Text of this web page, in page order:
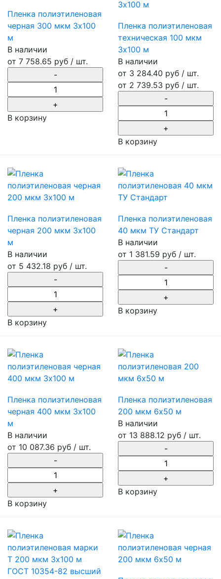
Пленка полиэтиленовая
черная 300 мкм 3х100
м
В наличии
от 7 758.65 руб / шт.
В корзину
Пленка полиэтиленовая
техническая 100 мкм
3х100 м
В наличии
от 3 284.40 руб / шт.
от 2 739.53 руб / шт.
В корзину
Пленка полиэтиленовая
черная 200 мкм 3х100
м
В наличии
от 5 432.18 руб / шт.
В корзину
Пленка полиэтиленовая
40 мкм ТУ Стандарт
В наличии
от 1 381.59 руб / шт.
В корзину
Пленка полиэтиленовая
черная 400 мкм 3х100
м
В наличии
от 10 087.36 руб / шт.
В корзину
Пленка полиэтиленовая
200 мкм 6х50 м
В наличии
от 13 888.12 руб / шт.
В корзину